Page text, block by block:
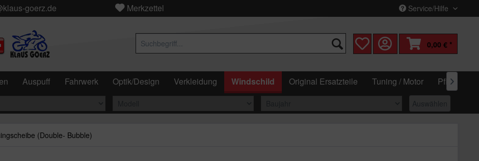
Service/Hilfe
goerz.de Merkzettel
0,00 € *
Auspuff Fahrwerk Optik/Design Verkleidung Windschild Original Ersatzteile Tuning / Motor Pflege &

Auswählen
(Double- Bubble)